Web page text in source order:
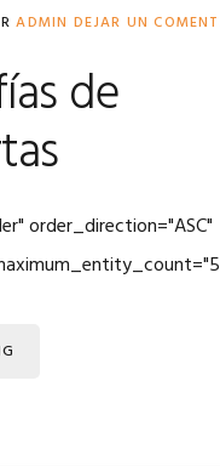
ADMIN DEJAR UN
de
order_direction="ASC"